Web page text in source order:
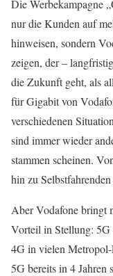
Die Werbekampagne
nur die Kunden auf
hinweisen, sondern
zeigen, der –
die Zukunft geht, als
für Gigabit von
verschiedenen
sind immer wieder
stammen scheinen.
hin zu
Aber Vodafone bringt
Vorteil in Stellung:
4G in vielen
5G bereits in 4